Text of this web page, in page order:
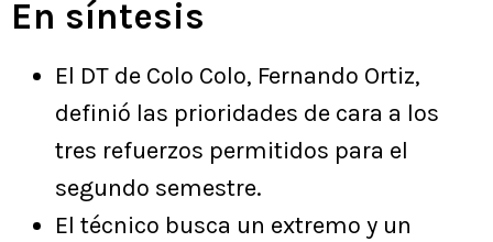
En síntesis
El DT de Colo Colo, Fernando Ortiz,
definió las prioridades de cara a los
tres refuerzos permitidos para el
segundo semestre.
El técnico busca un extremo y un